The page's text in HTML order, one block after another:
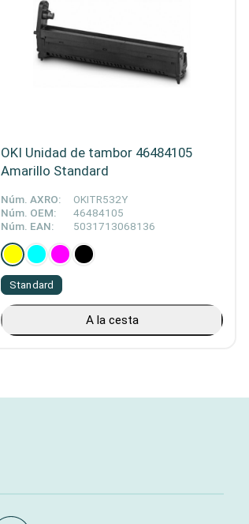
OKI Unidad de tambor 46484105
Amarillo Standard
Núm. AXRO:
OKITR532Y
Núm. OEM:
46484105
Núm. EAN:
5031713068136
Standard
A la cesta